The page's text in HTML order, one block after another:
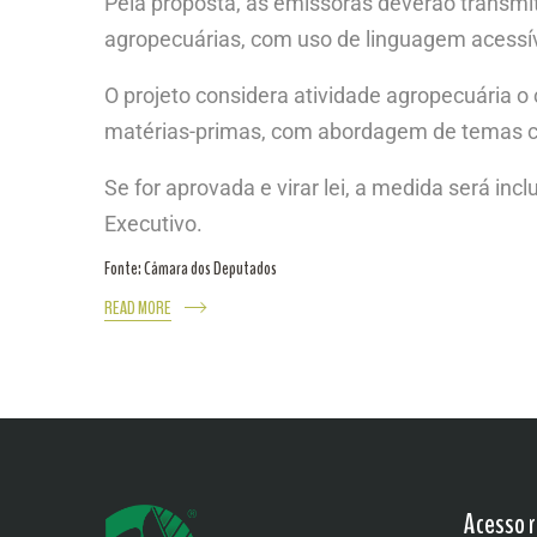
agropecuárias, com uso de linguagem
O projeto considera atividade agropecuária
matérias-primas, com abordagem de temas
Se for aprovada e virar lei, a medida será
Executivo.
Fonte: Câmara dos Deputados
READ MORE
Acesso